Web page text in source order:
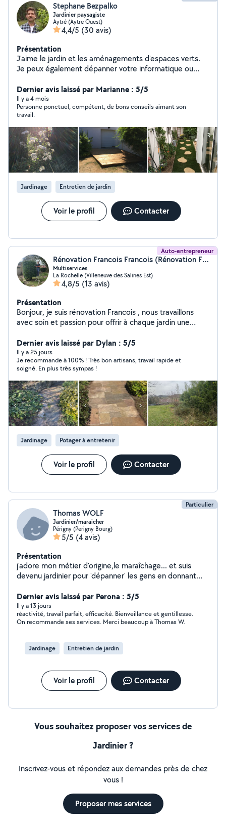
Stephane Bezpalko
Jardinier paysagiste
Aytré (Aytre Ouest)
4,4/5 (30 avis)
Présentation
J'aime le jardin et les aménagements d'espaces verts.
Je peux également dépanner votre informatique ou
aider les enfants dans les matières scientifiques. Merci
Dernier avis laissé par Marianne : 5/5
Il y a 4 mois
Personne ponctuel, compétent, de bons conseils aimant son
travail.
Jardinage Entretien de jardin
Voir le profil Contacter
Auto-entrepreneur
Rénovation Francois Francois (Rénovation François)
Multiservices
La Rochelle (Villeneuve des Salines Est)
4,8/5 (13 avis)
Présentation
Bonjour, je suis rénovation Francois , nous travaillons
avec soin et passion pour offrir à chaque jardin une
proposés : Tonte de pelouse & taille de haies
Débroussaillage & désherbage Entretien des massifs
Évacuation des déchets verts Ramassage de feuilles
Avec rénovation Francois profitez d'un jardin beau,
entretenu et sans contrainte. » Travaux bâtiment
Peinture intérieur et extérieur Traitement Toiture
hydrofuge Nettoyage gouttière Nettoyage, mur,
terrasse, tout type de dallage Travail, soigné minutieux
avec devis et facture
Dernier avis laissé par Dylan : 5/5
Il y a 25 jours
Je recommande à 100% ! Très bon artisans, travail rapide et
soigné. En plus très sympas !
Jardinage Potager à entretenir
Voir le profil Contacter
Particulier
Thomas WOLF
Jardinier/maraicher
Périgny (Perigny Bourg)
5/5 (4 avis)
Présentation
j'adore mon métier d'origine,le maraîchage... et suis
devenu jardinier pour 'dépanner' les gens en donnant
Dernier avis laissé par Perona : 5/5
Il y a 13 jours
réactivité, travail parfait, efficacité. Bienveillance et gentillesse.
On recommande ses services. Merci beaucoup à Thomas W.
Jardinage Entretien de jardin
Voir le profil Contacter
Vous souhaitez proposer vos services de
Jardinier ?
Inscrivez-vous et répondez aux demandes près de chez
vous !
Proposer mes services